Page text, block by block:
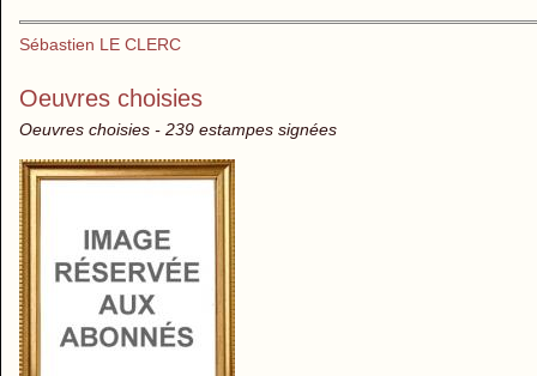
Sébastien LE CLERC
Oeuvres choisies
Oeuvres choisies - 239 estampes signées